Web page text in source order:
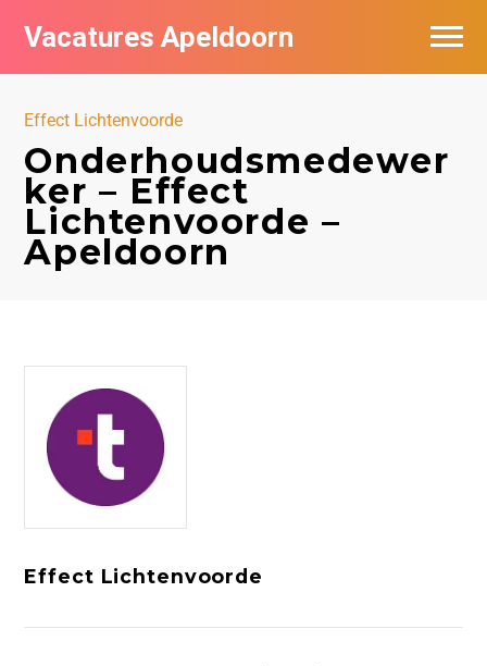
Vacatures Apeldoorn
Effect Lichtenvoorde
Onderhoudsmedewer
ker – Effect
Lichtenvoorde –
Apeldoorn
Effect Lichtenvoorde
Vacatures per bedrijf
Nieuwsbrief feed